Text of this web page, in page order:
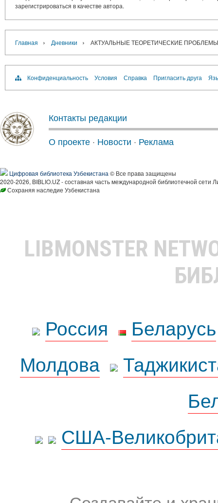
зарегистрироваться в качестве автора.
Главная › Дневники › АКТУАЛЬНЫЕ ТЕОРЕТИЧЕСКИЕ
Конфиденциальность Условия Справка Пригласить друга
Контакты редакции
О проекте · Новости · Реклама
Цифровая библиотека Узбекистана © Все права защищены
2020-2026, BIBLIO.UZ - составная часть международной библиотечной сети
Сохраняя наследие Узбекистана
LIBMONSTER
Россия
Беларусь
Молдова
США-